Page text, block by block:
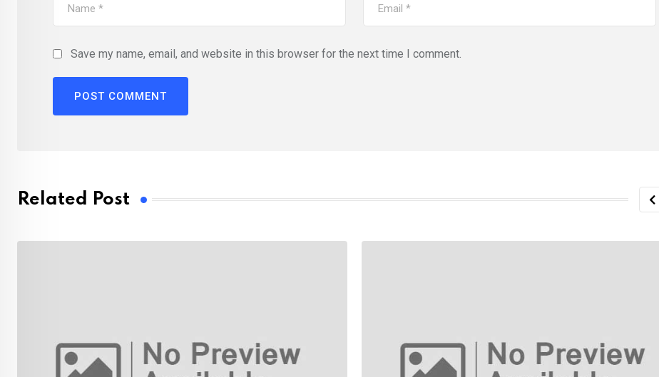
Save my name, email, and website in this browser for the next time I comment.
Related Post